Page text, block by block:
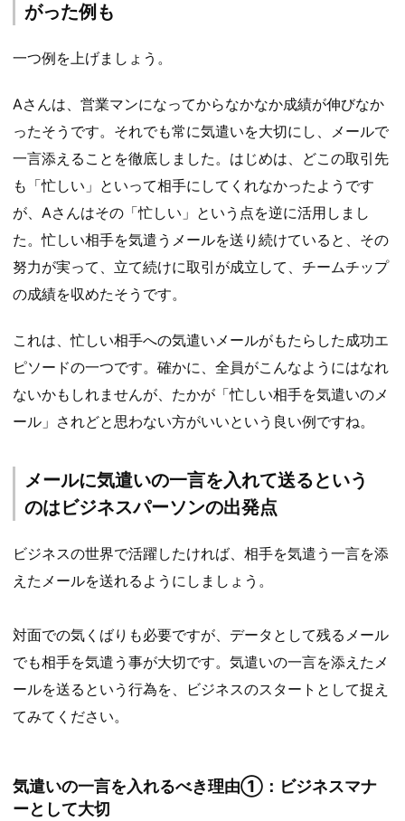
がった例も
一つ例を上げましょう。
Aさんは、営業マンになってからなかなか成績が伸びなか
ったそうです。それでも常に気遣いを大切にし、メールで
一言添えることを徹底しました。はじめは、どこの取引先
も「忙しい」といって相手にしてくれなかったようです
が、Aさんはその「忙しい」という点を逆に活用しまし
た。忙しい相手を気遣うメールを送り続けていると、その
努力が実って、立て続けに取引が成立して、チームチップ
の成績を収めたそうです。
これは、忙しい相手への気遣いメールがもたらした成功エ
ピソードの一つです。確かに、全員がこんなようにはなれ
ないかもしれませんが、たかが「忙しい相手を気遣いのメ
ール」されどと思わない方がいいという良い例ですね。
メールに気遣いの一言を入れて送るという
のはビジネスパーソンの出発点
ビジネスの世界で活躍したければ、相手を気遣う一言を添
えたメールを送れるようにしましょう。
対面での気くばりも必要ですが、データとして残るメール
でも相手を気遣う事が大切です。気遣いの一言を添えたメ
ールを送るという行為を、ビジネスのスタートとして捉え
てみてください。
気遣いの一言を入れるべき理由①：ビジネスマナ
ーとして大切